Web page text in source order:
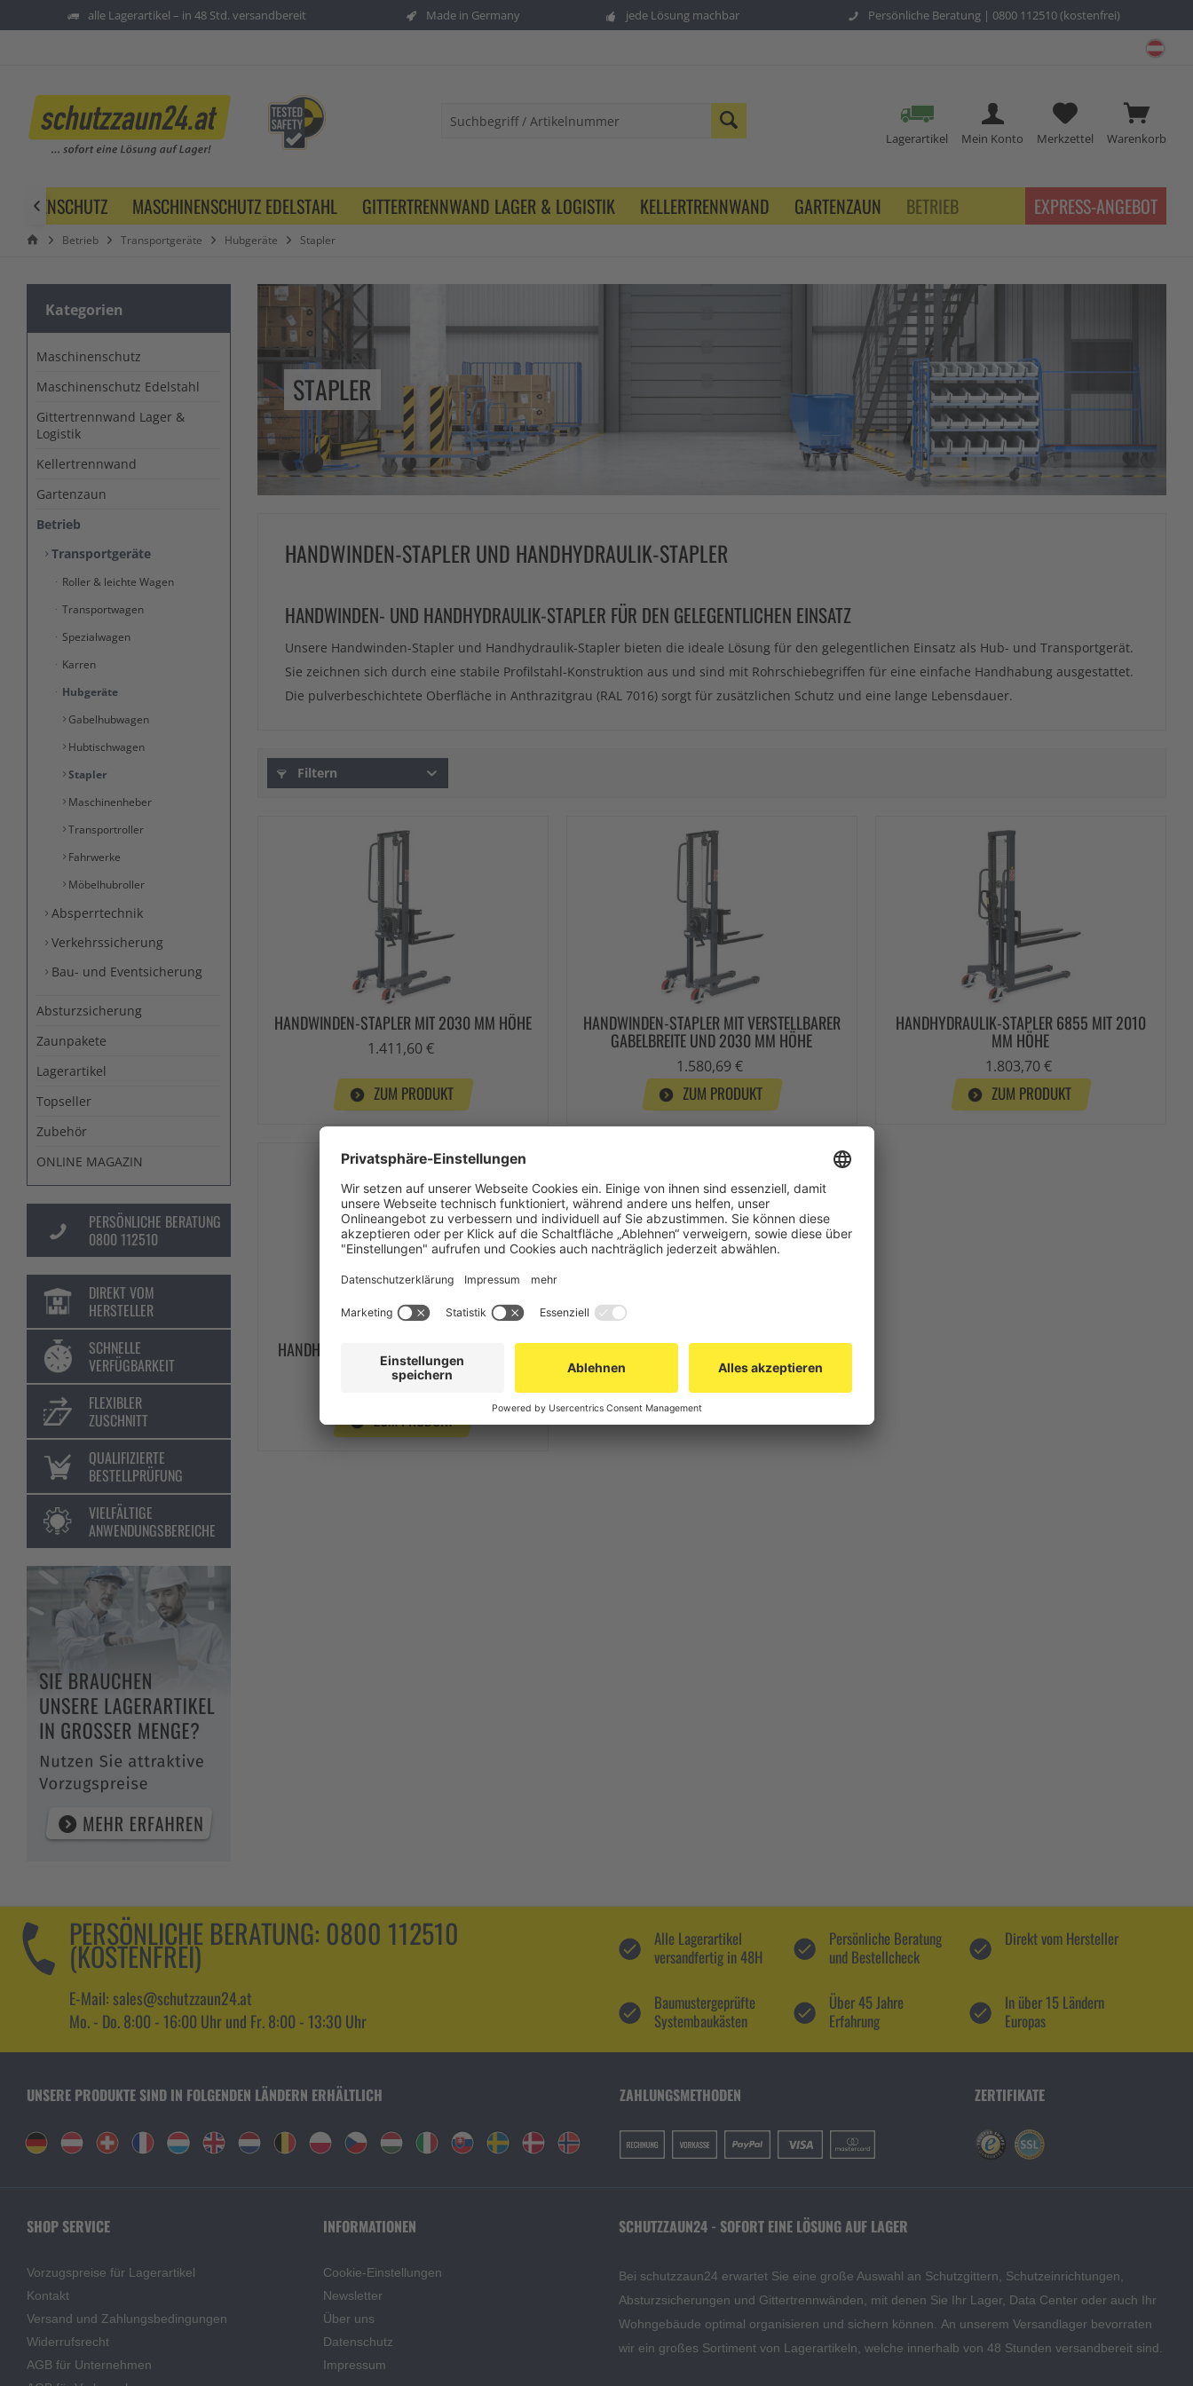
alle Lagerartikel – in 48 Std. versandbereit Made in Germany jede Lösung machbar Persönliche Beratung | 0800 112510 (kostenfrei)
Warenkorb
Merkzettel
Mein Konto
Lagerartikel
MASCHINENSCHUTZ EDELSTAHL GITTERTRENNWAND LAGER & LOGISTIK KELLERTRENNWAND GARTENZAUN BETRIEB
 EXPRESS-ANGEBOT
Betrieb Transportgeräte Hubgeräte Stapler
Kategorien
Maschinenschutz
Maschinenschutz Edelstahl
Gittertrennwand Lager &
Logistik
Kellertrennwand
Gartenzaun
Betrieb
Transportgeräte
Roller & leichte Wagen
Transportwagen
Spezialwagen
Karren
Hubgeräte
Gabelhubwagen
Hubtischwagen
Stapler
Maschinenheber
Transportroller
Fahrwerke
Möbelhubroller
Absperrtechnik
Verkehrssicherung
Bau- und Eventsicherung
Absturzsicherung
Zaunpakete
Lagerartikel
Topseller
Zubehör
ONLINE MAGAZIN
PERSÖNLICHE BERATUNG
0800 112510
DIREKT VOM
HERSTELLER
SCHNELLE
VERFÜGBARKEIT
FLEXIBLER
ZUSCHNITT
QUALIFIZIERTE
BESTELLPRÜFUNG
VIELFÄLTIGE
ANWENDUNGSBEREICHE
STAPLER
HANDWINDEN-STAPLER UND HANDHYDRAULIK-STAPLER
HANDWINDEN- UND HANDHYDRAULIK-STAPLER FÜR DEN GELEGENTLICHEN EINSATZ
Unsere Handwinden-Stapler und Handhydraulik-Stapler bieten die ideale Lösung für den gelegentlichen Einsatz als Hub- und Transportgerät.
Sie zeichnen sich durch eine stabile Profilstahl-Konstruktion aus und sind mit Rohrschiebegriffen für eine einfache Handhabung ausgestattet.
Die pulverbeschichtete Oberfläche in Anthrazitgrau (RAL 7016) sorgt für zusätzlichen Schutz und eine lange Lebensdauer.
Filtern
HANDWINDEN-STAPLER MIT 2030 MM HÖHE
1.411,60 €
ZUM PRODUKT
HANDWINDEN-STAPLER MIT VERSTELLBARER
GABELBREITE UND 2030 MM HÖHE
1.580,69 €
ZUM PRODUKT
HANDHYDRAULIK-STAPLER 6855 MIT 2010
MM HÖHE
1.803,70 €
ZUM PRODUKT
HANDHYDRAULIK-STAPLER 6856 MIT 2010
MM HÖHE
ZUM PRODUKT
PERSÖNLICHE BERATUNG: 0800 112510
(KOSTENFREI)
E-Mail: sales@schutzzaun24.at
Mo. - Do. 8:00 - 16:00 Uhr und Fr. 8:00 - 13:30 Uhr
Alle Lagerartikel
versandfertig in 48H
Persönliche Beratung
und Bestellcheck
Direkt vom Hersteller
Baumustergeprüfte
Systembaukästen
Über 45 Jahre
Erfahrung
In über 15 Ländern
Europas
UNSERE PRODUKTE SIND IN FOLGENDEN LÄNDERN ERHÄLTLICH ZAHLUNGSMETHODEN ZERTIFIKATE
SHOP SERVICE
Vorzugspreise für Lagerartikel
Kontakt
Versand und Zahlungsbedingungen
Widerrufsrecht
AGB für Unternehmen
INFORMATIONEN
Cookie-Einstellungen
Newsletter
Über uns
Datenschutz
Impressum
SCHUTZZAUN24 - SOFORT EINE LÖSUNG AUF LAGER
Bei schutzzaun24 erwartet Sie eine große Auswahl an Schutzgittern, Schutzeinrichtungen,
Absturzsicherungen und Gittertrennwänden, mit denen Sie Ihr Lager, Data Center oder auch Ihr
Wohngebäude optimal organisieren und sichern können. An unserem Versandlager bevorraten
wir ein großes Sortiment von Lagerartikeln, welche innerhalb von 48 Stunden versandbereit sind.